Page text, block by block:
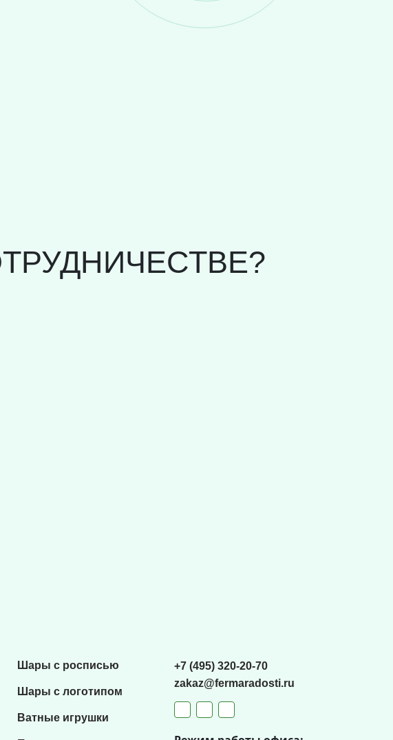
Шары с росписью
Шары с логотипом
Ватные игрушки
+7 (495) 320-20-70
zakaz@fermaradosti.ru